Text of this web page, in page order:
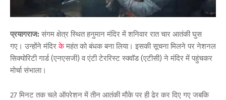
प्रयागराज: संगम क्षेत्र स्थित हनुमान मंदिर में शनिवार रात चार आतंकी घुस
गए। उन्होंने मंदिरकेमहंत को बंधक बना लिया। इसकी सूचना मिलने पर नेशनल
सिक्योरिटी गार्ड (एनएसजी) व एंटी टेररिस्ट स्क्वॉड (एटीसी) ने मंदिर में पहुंचकर
मोर्चा संभाला।
27 मिनट तक चले ऑपरेशन में तीन आतंकी मौके पर ही ढेर कर दिए गए जबकि